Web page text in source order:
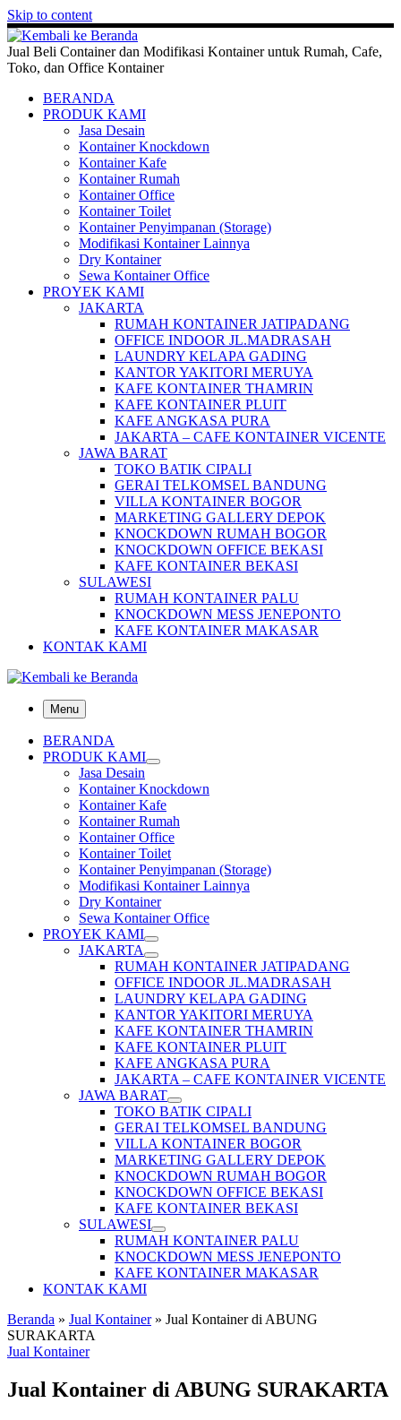
Skip to content
Jual Beli Container dan Modifikasi Kontainer untuk Rumah, Cafe,
Toko, dan Office Kontainer
BERANDA
PRODUK KAMI
Jasa Desain
Kontainer Knockdown
Kontainer Kafe
Kontainer Rumah
Kontainer Office
Kontainer Toilet
Kontainer Penyimpanan (Storage)
Modifikasi Kontainer Lainnya
Dry Kontainer
Sewa Kontainer Office
PROYEK KAMI
JAKARTA
RUMAH KONTAINER JATIPADANG
OFFICE INDOOR JL.MADRASAH
LAUNDRY KELAPA GADING
KANTOR YAKITORI MERUYA
KAFE KONTAINER THAMRIN
KAFE KONTAINER PLUIT
KAFE ANGKASA PURA
JAKARTA – CAFE KONTAINER VICENTE
JAWA BARAT
TOKO BATIK CIPALI
GERAI TELKOMSEL BANDUNG
VILLA KONTAINER BOGOR
MARKETING GALLERY DEPOK
KNOCKDOWN RUMAH BOGOR
KNOCKDOWN OFFICE BEKASI
KAFE KONTAINER BEKASI
SULAWESI
RUMAH KONTAINER PALU
KNOCKDOWN MESS JENEPONTO
KAFE KONTAINER MAKASAR
KONTAK KAMI
Menu
BERANDA
PRODUK KAMI
Jasa Desain
Kontainer Knockdown
Kontainer Kafe
Kontainer Rumah
Kontainer Office
Kontainer Toilet
Kontainer Penyimpanan (Storage)
Modifikasi Kontainer Lainnya
Dry Kontainer
Sewa Kontainer Office
PROYEK KAMI
JAKARTA
RUMAH KONTAINER JATIPADANG
OFFICE INDOOR JL.MADRASAH
LAUNDRY KELAPA GADING
KANTOR YAKITORI MERUYA
KAFE KONTAINER THAMRIN
KAFE KONTAINER PLUIT
KAFE ANGKASA PURA
JAKARTA – CAFE KONTAINER VICENTE
JAWA BARAT
TOKO BATIK CIPALI
GERAI TELKOMSEL BANDUNG
VILLA KONTAINER BOGOR
MARKETING GALLERY DEPOK
KNOCKDOWN RUMAH BOGOR
KNOCKDOWN OFFICE BEKASI
KAFE KONTAINER BEKASI
SULAWESI
RUMAH KONTAINER PALU
KNOCKDOWN MESS JENEPONTO
KAFE KONTAINER MAKASAR
KONTAK KAMI
Beranda » Jual Kontainer » Jual Kontainer di ABUNG
SURAKARTA
Jual Kontainer
Jual Kontainer di ABUNG SURAKARTA